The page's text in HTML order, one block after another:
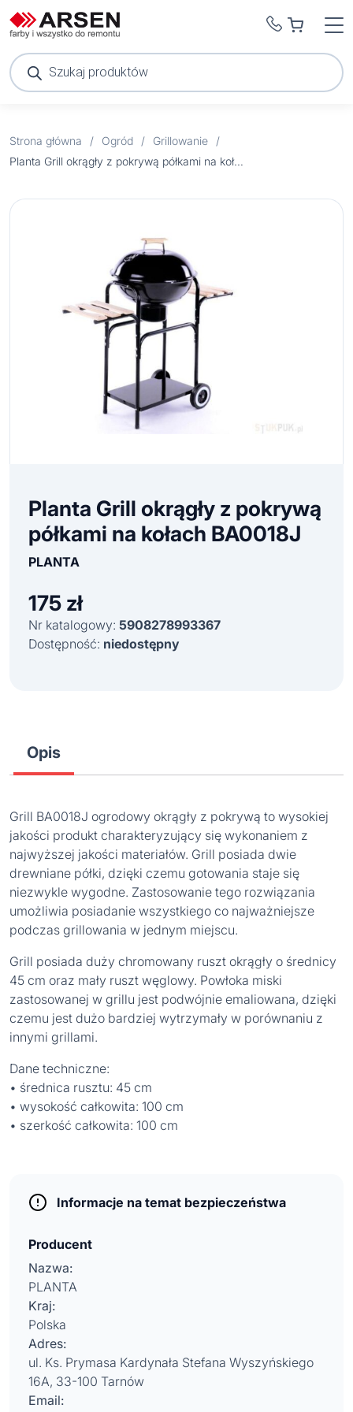
Wyszukiwarka
produktów
Strona główna / Ogród / Grillowanie
/
Planta Grill okrągły z pokrywą półkami na kołach BA0018J
Planta Grill okrągły z pokrywą
półkami na kołach BA0018J
PLANTA
175 zł
Nr katalogowy: 5908278993367
Dostępność: niedostępny
Opis
Grill BA0018J ogrodowy okrągły z pokrywą to wysokiej
jakości produkt charakteryzujący się wykonaniem z
najwyższej jakości materiałów. Grill posiada dwie
drewniane półki, dzięki czemu gotowania staje się
niezwykle wygodne. Zastosowanie tego rozwiązania
umożliwia posiadanie wszystkiego co najważniejsze
podczas grillowania w jednym miejscu.
Grill posiada duży chromowany ruszt okrągły o średnicy
45 cm oraz mały ruszt węglowy. Powłoka miski
zastosowanej w grillu jest podwójnie emaliowana, dzięki
czemu jest dużo bardziej wytrzymały w porównaniu z
innymi grillami.
Dane techniczne:
• średnica rusztu: 45 cm
• wysokość całkowita: 100 cm
• szerkość całkowita: 100 cm
Informacje na temat bezpieczeństwa
Producent
Nazwa:
PLANTA
Kraj:
Polska
Adres:
ul. Ks. Prymasa Kardynała Stefana Wyszyńskiego
16A, 33-100 Tarnów
Email: